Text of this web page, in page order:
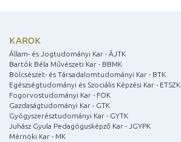
KAROK
Állam- és Jogtudományi Kar - ÁJTK
Bartók Béla Művészeti Kar - BBMK
Bölcsészet- és Társadalomtudományi Kar - BTK
Egészségtudományi és Szociális Képzési Kar - ETSZK
Fogorvostudományi Kar - FOK
Gazdaságtudományi Kar - GTK
Gyógyszerésztudományi Kar - GYTK
Juhász Gyula Pedagógusképző Kar - JGYPK
Mérnöki Kar - MK